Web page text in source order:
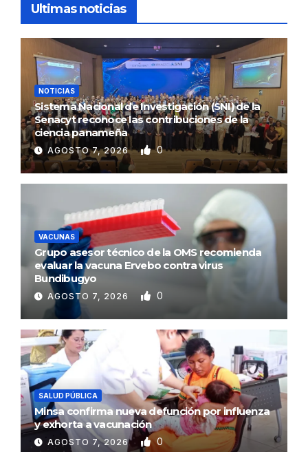
Ultimas noticias
NOTICIAS
Sistema Nacional de Investigación (SNI) de la
Senacyt reconoce las contribuciones de la
ciencia panameña
AGOSTO 7, 2026 0
VACUNAS
Grupo asesor técnico de la OMS recomienda
evaluar la vacuna Ervebo contra virus
Bundibugyo
AGOSTO 7, 2026 0
SALUD PÚBLICA
Minsa confirma nueva defunción por influenza
y exhorta a vacunación
AGOSTO 7, 2026 0